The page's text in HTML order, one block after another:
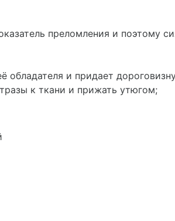
преломления и поэтому
и придает
к ткани и прижать утюгом;